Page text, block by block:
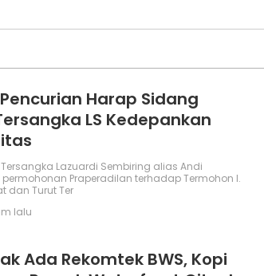
Harap Sidang
LS Kedepankan
Tersangka Lazuardi Sembiring alias Andi
Praperadilan terhadap Termohon I.
dan Turut Ter
lalu
Ada Rekomtek BWS, Kopi